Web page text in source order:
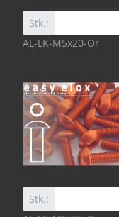
Stk.:
AL-LK-M5x20-Or
Stk.: